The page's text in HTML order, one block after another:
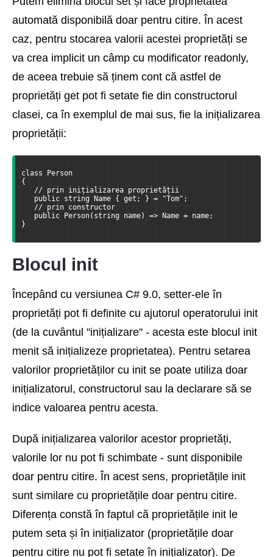
automată disponibilă doar pentru citire. În acest
caz, pentru stocarea valorii acestei proprietăți se
va crea implicit un câmp cu modificator readonly,
de aceea trebuie să ținem cont că astfel de
proprietăți get pot fi setate fie din constructorul
clasei, ca în exemplul de mai sus, fie la inițializarea
proprietății:
class Person
{
// prin inițializarea proprietății
public string Name { get; } = "Tom";
// prin constructor
public Person(string name) => Name = name;
}
Blocul init
Începând cu versiunea C# 9.0, setter-ele în
proprietăți pot fi definite cu ajutorul operatorului init
(de la cuvântul "inițializare" - acesta este blocul init
menit să inițializeze proprietatea). Pentru setarea
valorilor proprietăților cu init se poate utiliza doar
inițializatorul, constructorul sau la declarare să se
indice valoarea pentru acesta.
După inițializarea valorilor acestor proprietăți,
valorile lor nu pot fi schimbate - sunt disponibile
doar pentru citire. În acest sens, proprietățile init
sunt similare cu proprietățile doar pentru citire.
Diferența constă în faptul că proprietățile init le
putem seta și în inițializator (proprietățile doar
pentru citire nu pot fi setate în inițializator). De